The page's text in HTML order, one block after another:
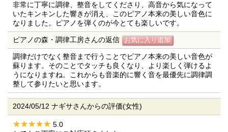
非常に丁寧に調律、整音をしてくださり、高音から気になって
いたキンキンした響きが消え、このピアノ本来の美しい音色に
なりました。ピアノを弾くのが今とても楽しいです。
ピアノの森・調律工房さんの返信
調律だけでなく整音まで行うことでピアノ本来の美しい音色が
蘇ります。そのことでタッチも良くなり、より楽しく弾けるよ
うになりますね。これからも音楽的に響く音を最優先に調律調
整して参りたいと思います。
2024/05/12 ナギサさんからの評価(女性)
5.0